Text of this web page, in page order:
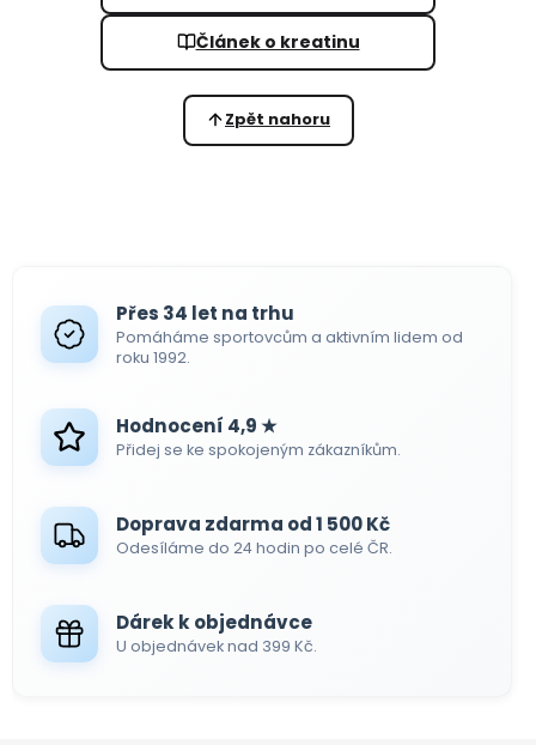
Článek o kreatinu
Zpět nahoru
Přes 34 let na trhu
Pomáháme sportovcům a aktivním lidem od
roku 1992.
Hodnocení 4,9 ★
Přidej se ke spokojeným zákazníkům.
Doprava zdarma od 1 500 Kč
Odesíláme do 24 hodin po celé ČR.
Dárek k objednávce
U objednávek nad 399 Kč.